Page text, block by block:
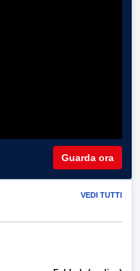
Guarda ora
VEDI TUTTI